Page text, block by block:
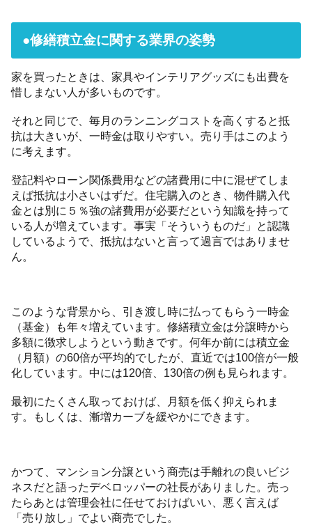
●修繕積立金に関する業界の姿勢
家を買ったときは、家具やインテリアグッズにも出費を
惜しまない人が多いものです。
それと同じで、毎月のランニングコストを高くすると抵
抗は大きいが、一時金は取りやすい。売り手はこのよう
に考えます。
登記料やローン関係費用などの諸費用に中に混ぜてしま
えば抵抗は小さいはずだ。住宅購入のとき、物件購入代
金とは別に５％強の諸費用が必要だという知識を持って
いる人が増えています。事実「そういうものだ」と認識
しているようで、抵抗はないと言って過言ではありませ
ん。
このような背景から、引き渡し時に払ってもらう一時金
（基金）も年々増えています。修繕積立金は分譲時から
多額に徴求しようという動きです。何年か前には積立金
（月額）の60倍が平均的でしたが、直近では100倍が一般
化しています。中には120倍、130倍の例も見られます。
最初にたくさん取っておけば、月額を低く抑えられま
す。もしくは、漸増カーブを緩やかにできます。
かつて、マンション分譲という商売は手離れの良いビジ
ネスだと語ったデベロッパーの社長がありました。売っ
たらあとは管理会社に任せておけばいい、悪く言えば
「売り放し」でよい商売でした。